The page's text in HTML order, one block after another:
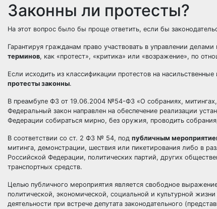
Законны ли протесты?
На этот вопрос было бы проще ответить, если бы
Гарантируя гражданам право участвовать в управлении делами
терминов, как «протест», «критика» или «возражение», по
Если исходить из классификации протестов на
протесты законны.
В преамбуле ФЗ от 19.06.2004 №54-ФЗ «О собраниях,
Федеральный закон направлен на обеспечение реализации
Федерации собираться мирно, без оружия, проводить
В соответствии со ст. 2 ФЗ № 54, под публичным
митинга, демонстрации, шествия или пикетирования либо в
Российской Федерации, политических партий, других
транспортных средств.
Целью публичного мероприятия является свободное
политической, экономической, социальной и культурной
деятельности при встрече депутата законодательного